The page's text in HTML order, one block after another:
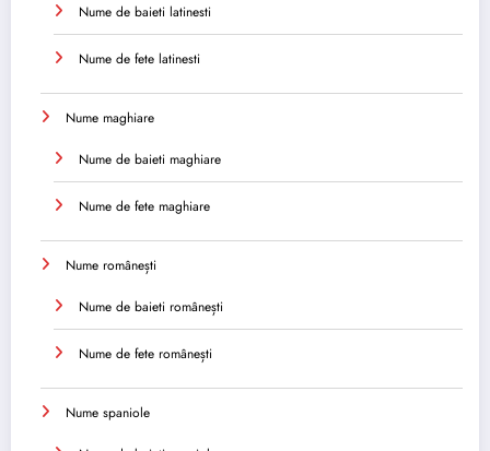
Nume de baieti latinesti
Nume de fete latinesti
Nume maghiare
Nume de baieti maghiare
Nume de fete maghiare
Nume românești
Nume de baieti românești
Nume de fete românești
Nume spaniole